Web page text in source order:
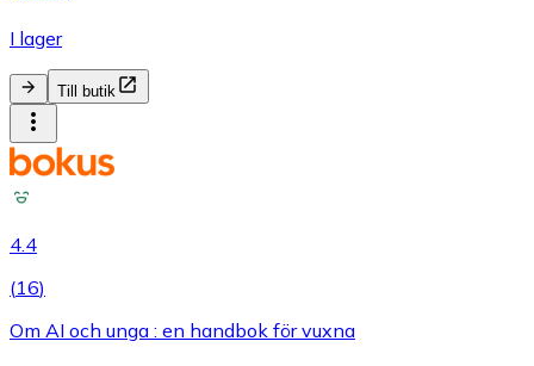
I lager
Till butik
4.4
(16)
Om AI och unga : en handbok för vuxna